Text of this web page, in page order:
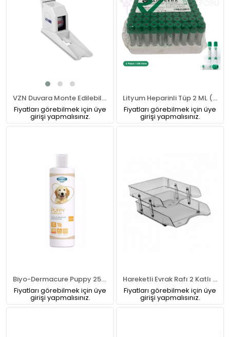
VZN Duvara Monte Edilebilen Boy Ölçer 2 Metre
Fiyatları görebilmek için üye
girişi yapmalısınız.
Lityum Heparinli Tüp 2 ML (Pediatrik) (Yeşil Kapak) 100lü Paket
Fiyatları görebilmek için üye
girişi yapmalısınız.
Biyo-Dermacure Puppy 250 ML
Fiyatları görebilmek için üye
girişi yapmalısınız.
Hareketli Evrak Rafı 2 Katlı Şeffaf
Fiyatları görebilmek için üye
girişi yapmalısınız.